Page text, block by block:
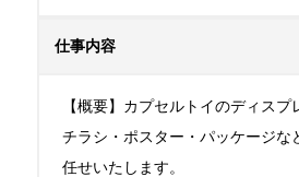
仕事内容
【概要】カプセルトイのディス
チラシ・ポスター・パッケージな
任せいたします。